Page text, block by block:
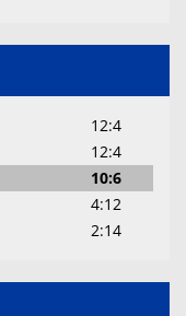
12:4
12:4
10:6
4:12
2:14